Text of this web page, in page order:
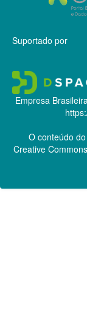
Suportado por
Empresa
O conteúdo
Creative Commons